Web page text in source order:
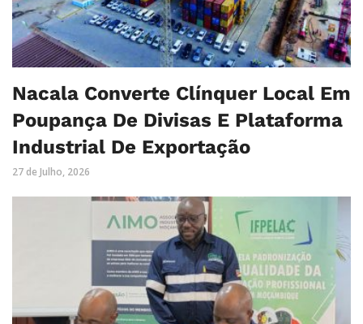
Nacala Converte Clínquer Local Em
Poupança De Divisas E Plataforma
Industrial De Exportação
27 de Julho, 2026